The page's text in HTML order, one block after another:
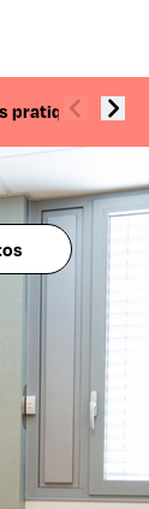
pratiques